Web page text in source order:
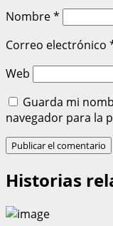
Nombre*
Correo electrónico
Web
Guarda mi
navegador para la
Historias